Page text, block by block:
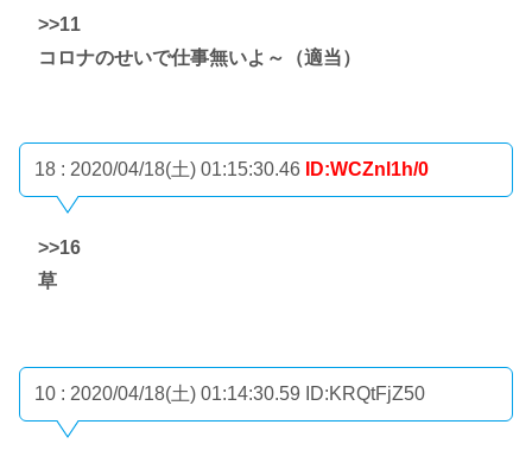
>>11
コロナのせいで仕事無いよ～（適当）
18 : 2020/04/18(土) 01:15:30.46 ID:WCZnl1h/0
>>16
草
10 : 2020/04/18(土) 01:14:30.59 ID:KRQtFjZ50